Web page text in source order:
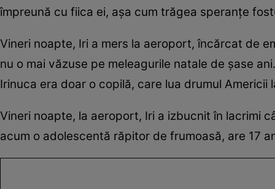
împreună cu fiica ei, așa cum trăgea speranțe
Vineri noapte, Iri a mers la aeroport, încărcat de
nu o mai văzuse pe meleagurile natale de șase
Irinuca era doar o copilă, care lua drumul
Vineri noapte, la aeroport, Iri a izbucnit în lacrimi
acum o adolescentă răpitor de frumoasă, are 17